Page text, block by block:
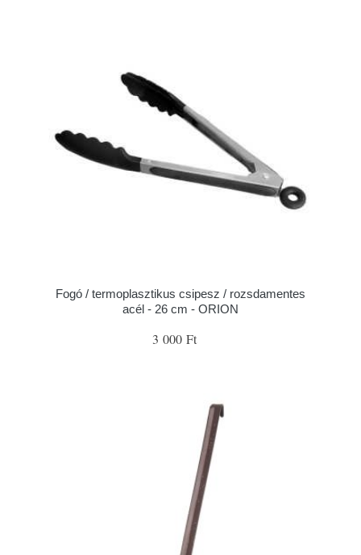
Fogó / termoplasztikus csipesz / rozsdamentes
acél - 26 cm - ORION
3 000 Ft